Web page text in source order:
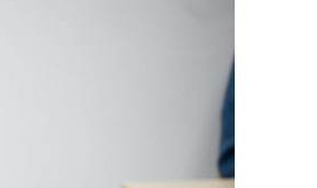
с мебелью за 2
для меня это